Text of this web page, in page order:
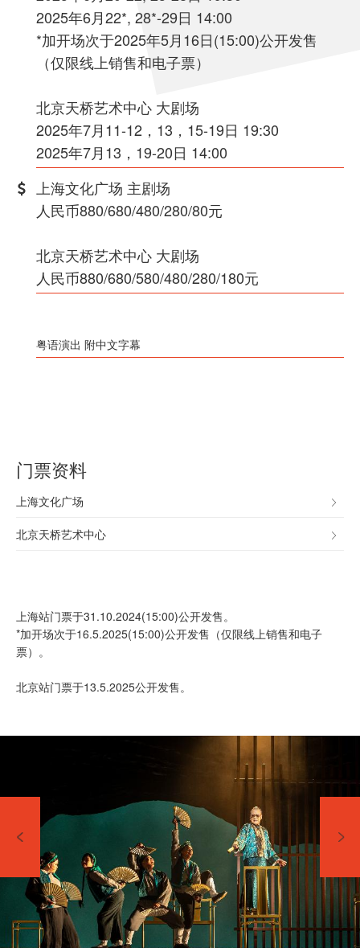
2025年6月22*, 28*-29日 14:00
*加开场次于2025年5月16日(15:00)公开发售
（仅限线上销售和电子票）
北京天桥艺术中心 大剧场
2025年7月11-12，13，15-19日 19:30
2025年7月13，19-20日 14:00
上海文化广场 主剧场
人民币880/680/480/280/80元
北京天桥艺术中心 大剧场
人民币880/680/580/480/280/180元
粤语演出 附中文字幕
门票资料
上海文化广场
北京天桥艺术中心
上海站门票于31.10.2024(15:00)公开发售。
*加开场次于16.5.2025(15:00)公开发售（仅限线上销售和电子
票）。
北京站门票于13.5.2025公开发售。